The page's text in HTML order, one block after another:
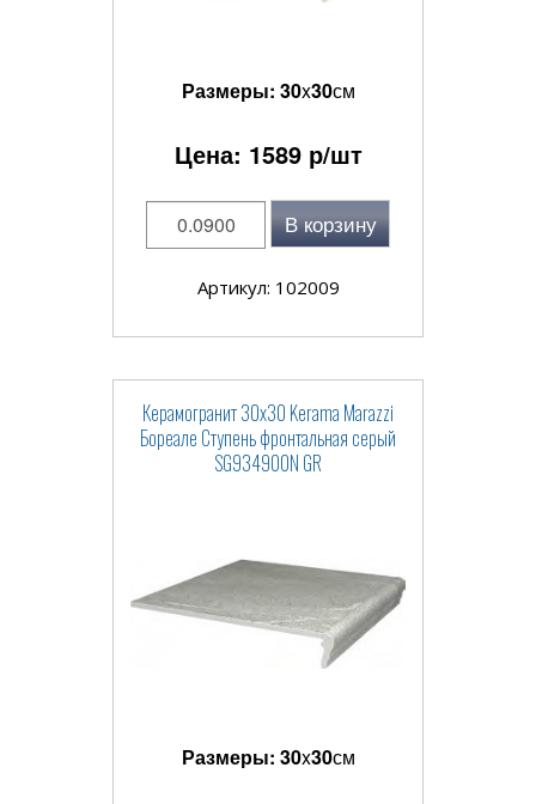
Размеры: 30x30см
Цена: 1589р/шт
В корзину
Артикул: 102009
Керамогранит 30x30 Kerama Marazzi
Бореале Ступень фронтальная серый
SG934900N GR
Размеры: 30x30см